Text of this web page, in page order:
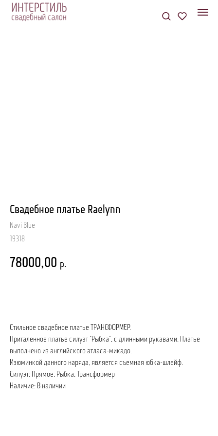
Свадебное платье Raelynn
Navi Blue
19318
78000,00 р.
Стильное свадебное платье ТРАНСФОРМЕР.
Приталенное платье силуэт "Рыбка", с длинными рукавами. Платье
выполнено из английского атласа-микадо.
Изюминкой данного наряда, является съемная юбка-шлейф.
Силуэт: Прямое, Рыбка, Трансформер
Наличие: В наличии